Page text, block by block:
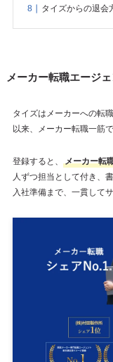
タイズからの退会
メーカー転職エージ
タイズはメーカーへの転
以来、メーカー転職一筋
登録すると、 メーカー転
人ずつ担当として付き、
入社準備まで、一貫して